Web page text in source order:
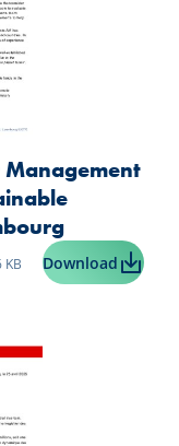
Management
fichier:
KB Download